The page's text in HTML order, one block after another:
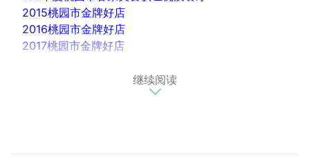
2015桃园市金牌好店
2016桃园市金牌好店
2017桃园市金牌好店
推荐菜色：金桔和风沙拉、梅汁香鱼、放山土鸡、在地
新鲜活鱼、仙草炖鸡汤、风味客家小炒
继续阅读